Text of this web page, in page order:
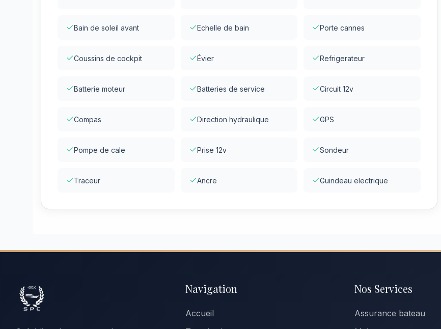
Bain de soleil avant Echelle de bain Porte cannes
Coussins de cockpit Évier Refrigerateur
Batterie moteur Batteries de service Circuit 12v
Compas Direction hydraulique GPS
Pompe de cale Prise 12v Sondeur
Traceur Ancre Guindeau electrique
Navigation
Accueil
Nos Services
Assurance bateau